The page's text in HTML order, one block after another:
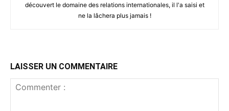
découvert le domaine des relations internationales, il l'a saisi et
ne la lâchera plus jamais !
LAISSER UN COMMENTAIRE